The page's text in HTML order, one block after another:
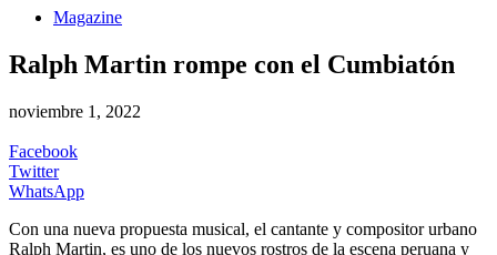
Magazine
Ralph Martin rompe con el Cumbiatón
noviembre 1, 2022
Facebook
Twitter
WhatsApp
Con una nueva propuesta musical, el cantante y compositor urbano
Ralph Martin, es uno de los nuevos rostros de la escena peruana y